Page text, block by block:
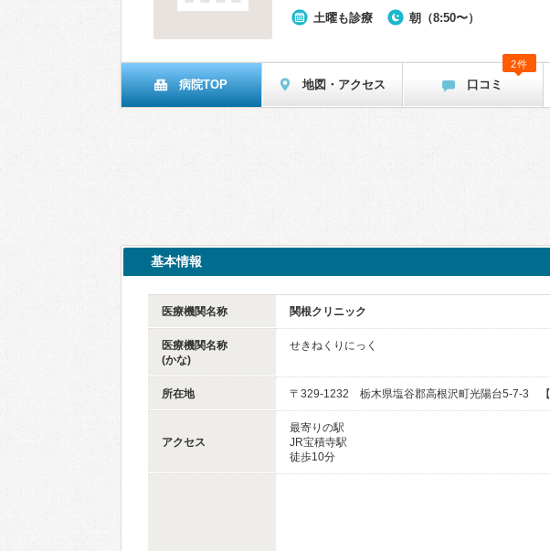
土曜も診療
朝（8:50〜）
病院TOP 地図・アクセス 口コミ
2件
基本情報
医療機関名称 関根クリニック
医療機関名称
(かな)
せきねくりにっく
所在地 〒329-1232 栃木県塩谷郡高根沢町光陽台5-7-3 【
アクセス
最寄りの駅
JR宝積寺駅
徒歩10分